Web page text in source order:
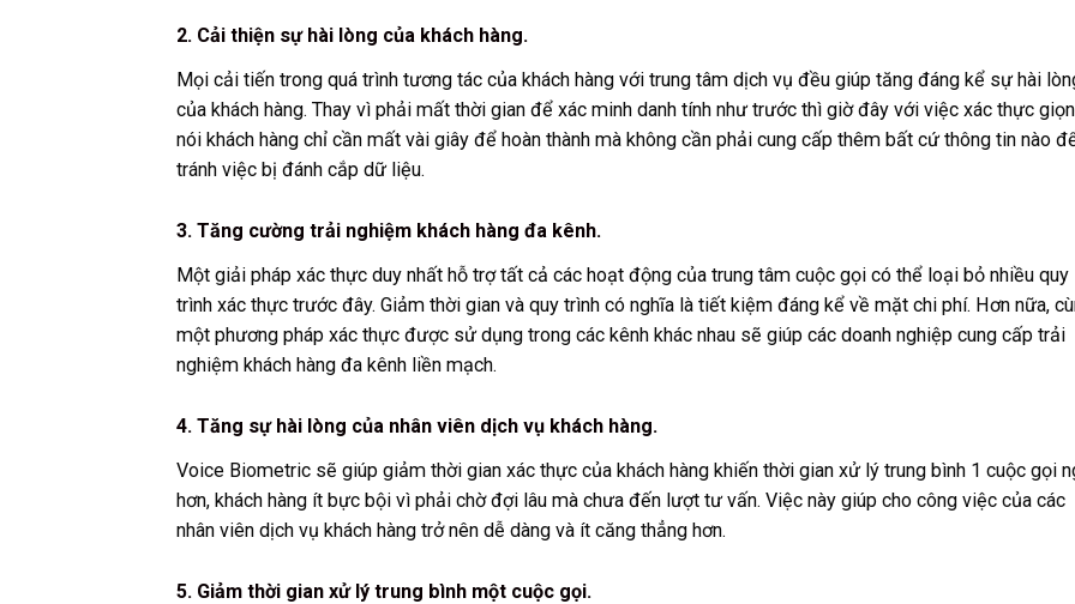
2. Cải thiện sự hài lòng của khách hàng.
Mọi cải tiến trong quá trình tương tác của khách hàng với trung tâm dịch vụ đều giúp tăng đáng kể sự hài
của khách hàng. Thay vì phải mất thời gian để xác minh danh tính như trước thì giờ đây với việc xác thực
nói khách hàng chỉ cần mất vài giây để hoàn thành mà không cần phải cung cấp thêm bất cứ thông tin nào
tránh việc bị đánh cắp dữ liệu.
3. Tăng cường trải nghiệm khách hàng đa kênh.
Một giải pháp xác thực duy nhất hỗ trợ tất cả các hoạt động của trung tâm cuộc gọi có thể loại bỏ nhiều quy
trình xác thực trước đây. Giảm thời gian và quy trình có nghĩa là tiết kiệm đáng kể về mặt chi phí. Hơn nữa,
một phương pháp xác thực được sử dụng trong các kênh khác nhau sẽ giúp các doanh nghiệp cung cấp trải
nghiệm khách hàng đa kênh liền mạch.
4. Tăng sự hài lòng của nhân viên dịch vụ khách hàng.
Voice Biometric sẽ giúp giảm thời gian xác thực của khách hàng khiến thời gian xử lý trung bình 1 cuộc gọi
hơn, khách hàng ít bực bội vì phải chờ đợi lâu mà chưa đến lượt tư vấn. Việc này giúp cho công việc của các
nhân viên dịch vụ khách hàng trở nên dễ dàng và ít căng thẳng hơn.
5. Giảm thời gian xử lý trung bình một cuộc gọi.